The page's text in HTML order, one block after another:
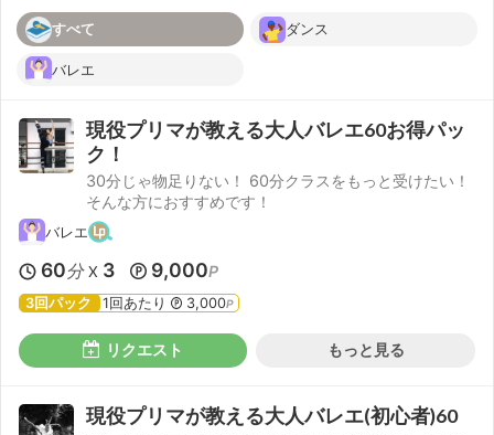
すべて ダンス
バレエ
現役プリマが教える大人バレエ60お得パッ
ク！
30分じゃ物足りない！ 60分クラスをもっと受けたい！
そんな方におすすめです！
バレエ
60分 X 3 9,000P
3回パック 1回あたり 3,000P
リクエスト もっと見る
現役プリマが教える大人バレエ(初心者)60